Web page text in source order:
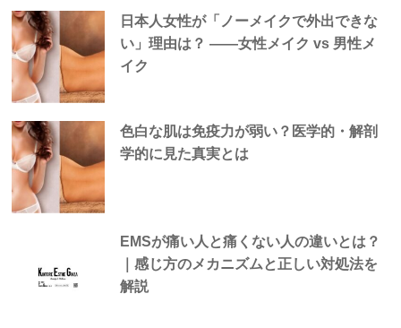
日本人女性が「ノーメイクで外出できな
い」理由は？ —―女性メイク vs 男性メ
イク
色白な肌は免疫力が弱い？医学的・解剖
学的に見た真実とは
EMSが痛い人と痛くない人の違いとは？
｜感じ方のメカニズムと正しい対処法を
解説